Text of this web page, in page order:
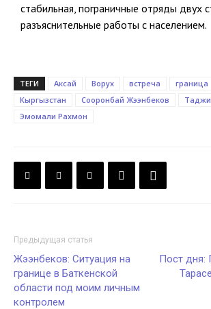
стабильная, пограничные отряды двух
разъяснительные работы с населением.
ТЕГИ Аксай Ворух встреча граница
Кыргызстан
Сооронбай Жээнбеков
Эмомали Рахмон
Предыдущая статья
Жээнбеков: Ситуация на
границе в Баткенской
области под моим личным
контролем
Пост дня: